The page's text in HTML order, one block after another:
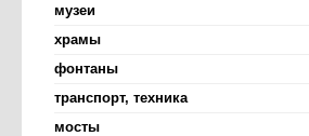
музеи
храмы
фонтаны
транспорт, техника
мосты